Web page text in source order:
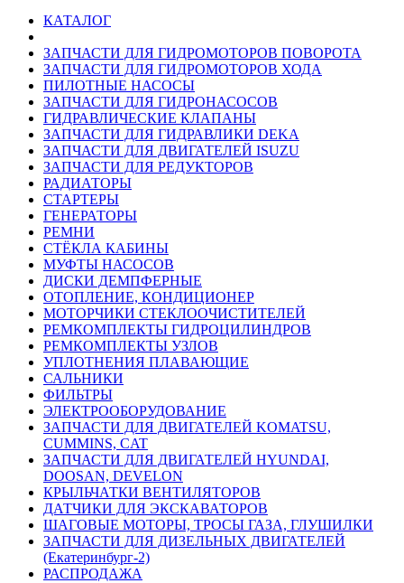
КАТАЛОГ
ЗАПЧАСТИ ДЛЯ ГИДРОМОТОРОВ ПОВОРОТА
ЗАПЧАСТИ ДЛЯ ГИДРОМОТОРОВ ХОДА
ПИЛОТНЫЕ НАСОСЫ
ЗАПЧАСТИ ДЛЯ ГИДРОНАСОСОВ
ГИДРАВЛИЧЕСКИЕ КЛАПАНЫ
ЗАПЧАСТИ ДЛЯ ГИДРАВЛИКИ DEKA
ЗАПЧАСТИ ДЛЯ ДВИГАТЕЛЕЙ ISUZU
ЗАПЧАСТИ ДЛЯ РЕДУКТОРОВ
РАДИАТОРЫ
СТАРТЕРЫ
ГЕНЕРАТОРЫ
РЕМНИ
СТЁКЛА КАБИНЫ
МУФТЫ НАСОСОВ
ДИСКИ ДЕМПФЕРНЫЕ
ОТОПЛЕНИЕ, КОНДИЦИОНЕР
МОТОРЧИКИ СТЕКЛООЧИСТИТЕЛЕЙ
РЕМКОМПЛЕКТЫ ГИДРОЦИЛИНДРОВ
РЕМКОМПЛЕКТЫ УЗЛОВ
УПЛОТНЕНИЯ ПЛАВАЮЩИЕ
САЛЬНИКИ
ФИЛЬТРЫ
ЭЛЕКТРООБОРУДОВАНИЕ
ЗАПЧАСТИ ДЛЯ ДВИГАТЕЛЕЙ KOMATSU,
CUMMINS, CAT
ЗАПЧАСТИ ДЛЯ ДВИГАТЕЛЕЙ HYUNDAI,
DOOSAN, DEVELON
КРЫЛЬЧАТКИ ВЕНТИЛЯТОРОВ
ДАТЧИКИ ДЛЯ ЭКСКАВАТОРОВ
ШАГОВЫЕ МОТОРЫ, ТРОСЫ ГАЗА, ГЛУШИЛКИ
ЗАПЧАСТИ ДЛЯ ДИЗЕЛЬНЫХ ДВИГАТЕЛЕЙ
(Екатеринбург-2)
РАСПРОДАЖА